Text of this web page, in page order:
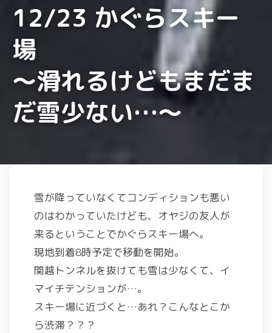
12/23 かぐらスキー
場
～滑れるけどもまだま
だ雪少ない…～
雪が降っていなくてコンディションも悪い
のはわかっていたけども、オヤジの友人が
来るということでかぐらスキー場へ。
現地到着8時予定で移動を開始。
関越トンネルを抜けても雪は少なくて、イ
マイチテンションが…。
スキー場に近づくと…あれ？こんなとこか
ら渋滞？？？